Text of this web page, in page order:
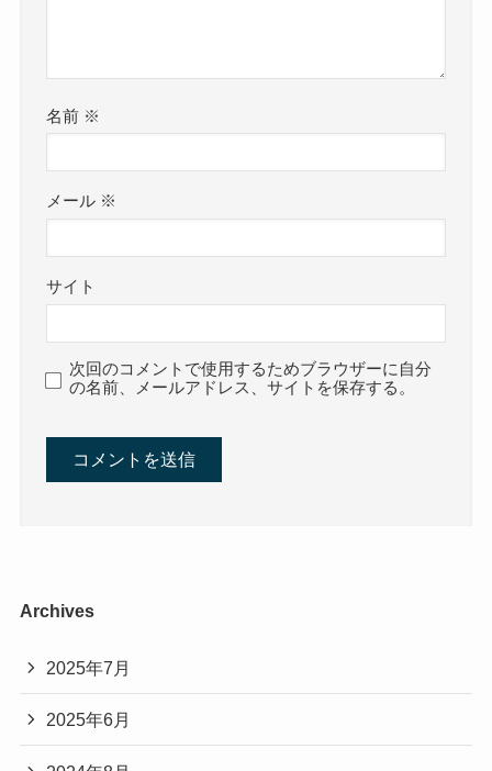
名前 ※
メール ※
サイト
次回のコメントで使用するためブラウザーに自分
の名前、メールアドレス、サイトを保存する。
Archives
2025年7月
2025年6月